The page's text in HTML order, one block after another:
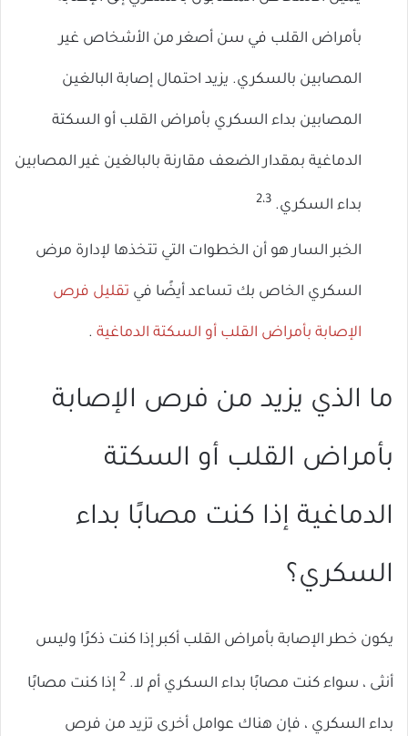
بأمراض القلب في سن أصغر من الأشخاص غير
المصابين بالسكري. يزيد احتمال إصابة البالغين
المصابين بداء السكري بأمراض القلب أو السكتة
الدماغية بمقدار الضعف مقارنة بالبالغين غير المصابين
بداء السكري. 2،3
الخبر السار هو أن الخطوات التي تتخذها لإدارة مرض
السكري الخاص بك تساعد أيضًا في تقليل فرص
الإصابة بأمراض القلب أو السكتة الدماغية .
ما الذي يزيد من فرص الإصابة
بأمراض القلب أو السكتة
الدماغية إذا كنت مصابًا بداء
السكري؟
يكون خطر الإصابة بأمراض القلب أكبر إذا كنت ذكرًا وليس
أنثى ، سواء كنت مصابًا بداء السكري أم لا. 2 إذا كنت مصابًا
بداء السكري ، فإن هناك عوامل أخرى تزيد من فرص